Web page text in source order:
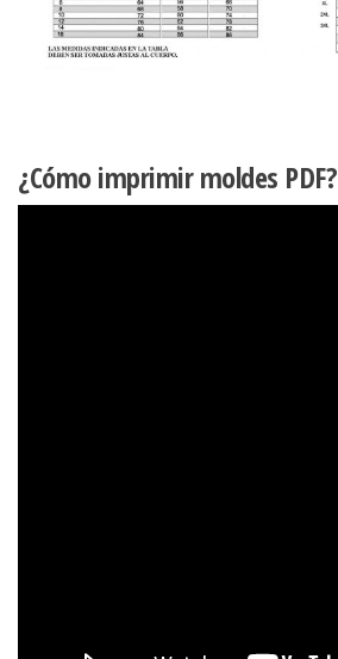
¿Cómo imprimir moldes PDF?